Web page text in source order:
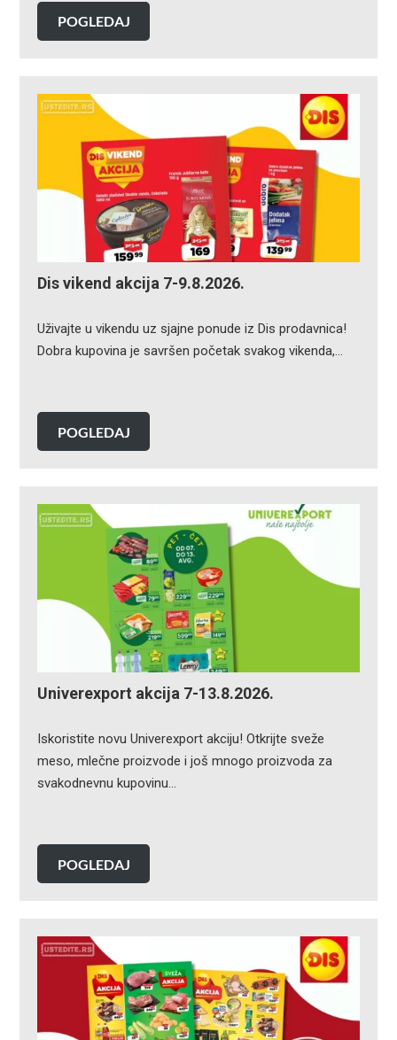
POGLEDAJ
Dis vikend akcija 7-9.8.2026.
Uživajte u vikendu uz sjajne ponude iz Dis prodavnica!
Dobra kupovina je savršen početak svakog vikenda,…
POGLEDAJ
Univerexport akcija 7-13.8.2026.
Iskoristite novu Univerexport akciju! Otkrijte sveže
meso, mlečne proizvode i još mnogo proizvoda za
svakodnevnu kupovinu…
POGLEDAJ